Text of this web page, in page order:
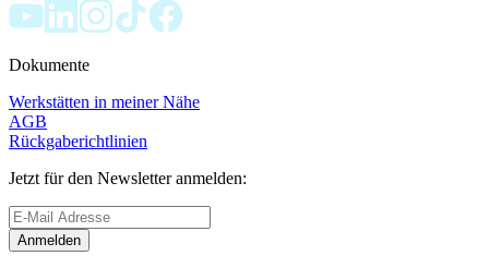
Dokumente
Werkstätten in meiner Nähe
AGB
Rückgaberichtlinien
Jetzt für den Newsletter anmelden:
Anmelden